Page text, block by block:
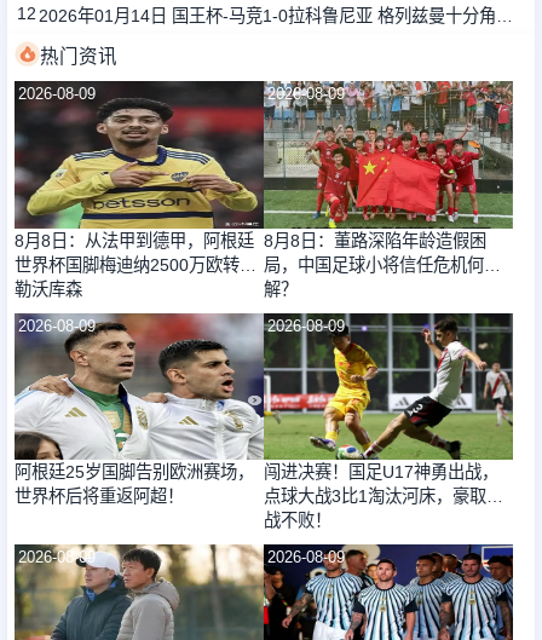
12
热门资讯
2026-08-09
8月8日：从法甲到德甲，阿根廷
世界杯国脚梅迪纳2500万欧转会
勒沃库森
2026-08-09
8月8日：董路深陷年龄造假困
局，中国足球小将信任危机何
解？
2026-08-09
阿根廷25岁国脚告别欧洲赛场，
世界杯后将重返阿超！
2026-08-09
闯进决赛！国足U17神勇出战，
点球大战3比1淘汰河床，豪取四
战不败！
2026-08-09 2026-08-09